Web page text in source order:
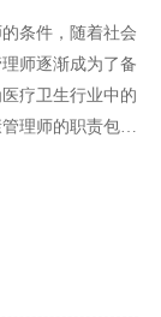
条件，随着社会
师逐渐成为了备
疗卫生行业中的
理师的职责包括
督医疗服务的质